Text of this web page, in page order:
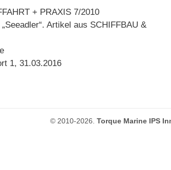
+ PRAXIS 7/2010
Artikel aus SCHIFFBAU &
1, 31.03.2016
© 2010-2026.Torque Marine IPS